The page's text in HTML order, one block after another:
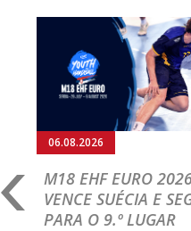
06.08.2026
M18 EHF EURO
VENCE SUÉCIA E
PARA O 9.º LUGAR